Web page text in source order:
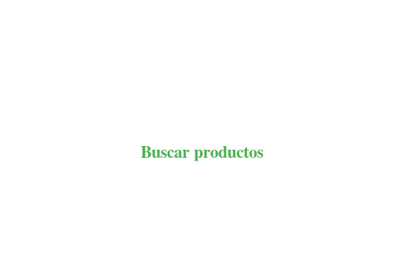
Buscar productos